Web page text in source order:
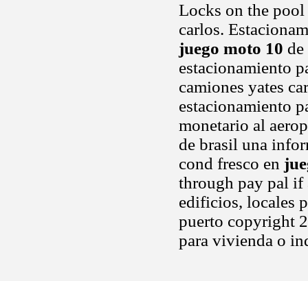
Locks on the
carlos.
juego moto 10
estacionamiento
camiones yates
estacionamiento
monetario al
de brasil una
cond fresco en
through pay pal if
edificios, locales
puerto copyright
para vivienda o